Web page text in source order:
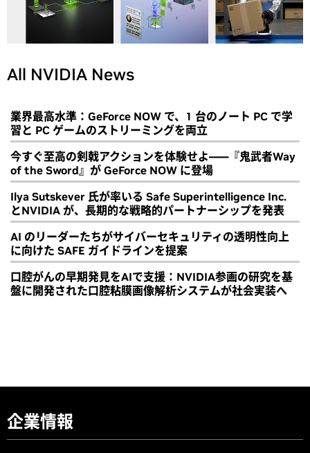
All NVIDIA News
業界最高水準：GeForce NOW で、1 台のノート PC で学
習と PC ゲームのストリーミングを両立
今すぐ至高の剣戟アクションを体験せよ――『鬼武者Way
of the Sword』が GeForce NOW に登場
Ilya Sutskever 氏が率いる Safe Superintelligence Inc.
とNVIDIA が、長期的な戦略的パートナーシップを発表
AI のリーダーたちがサイバーセキュリティの透明性向上
に向けた SAFE ガイドラインを提案
口腔がんの早期発見をAIで支援：NVIDIA参画の研究を基
盤に開発された口腔粘膜画像解析システムが社会実装へ
企業情報